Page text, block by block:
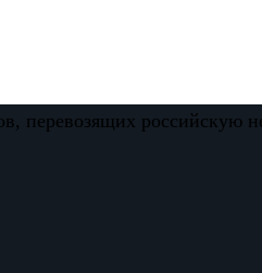
перевозящих российскую